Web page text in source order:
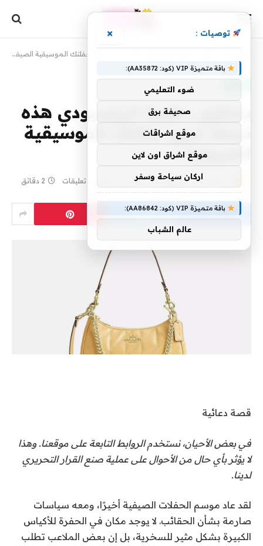
ستكون حقيبة كروسبودي هذه نجمة صور حفلتك الموسيقية الصيفية
ستكون حقيبة كروسبودي هذه
نجمة صور حفلتك الموسيقية
الصيفية
بواسطة yaraa 1 يوليو، 2026 لا توجد تعليقات 2 دقائق
قصة دعائية
في بعض الأحيان، نستخدم الروابط التابعة على موقعنا. وهذا
لا يؤثر بأي حال من الأحوال على عملية صنع القرار التحريري
لدينا.
لقد عاد موسم الحفلات الصيفية أخيرًا، ومعه سياسات
صارمة بشأن الحقائب. لا يوجد مكان في الحفرة للأكياس
الكبيرة بشكل مثير للسخرية، بل إن بعض الملاعب تطلب
توصيات : ×
باقة متميزة VIP (كود: AA35872):
ضوء التعليمي
صحيفة برق
موقع اشراقات
موقع اشراق اون لاين
اركان سياحة وسفر
باقة متميزة VIP (كود: AA86842):
عالم الشباب